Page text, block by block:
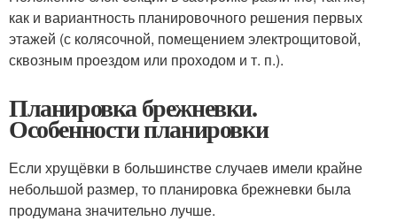
как и вариантность планировочного решения первых
этажей (с колясочной, помещением электрощитовой,
сквозным проездом или проходом и т. п.).
Планировка брежневки.
Особенности планировки
Если хрущёвки в большинстве случаев имели крайне
небольшой размер, то планировка брежневки была
продумана значительно лучше.